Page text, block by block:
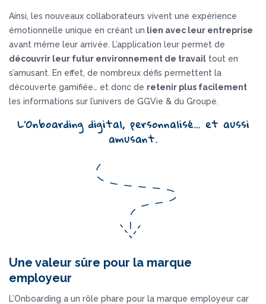
Ainsi, les nouveaux collaborateurs vivent une expérience
émotionnelle unique ​en créant un lien avec leur entreprise
avant même leur arrivée​. L’application leur permet de
découvrir leur futur environnement de travail tout en
s’amusant. En effet, de nombreux défis permettent la
découverte gamifiée… et donc de retenir plus facilement
les informations sur l’univers de GGVie & du Groupe.
L’Onboarding digital, personnalisé… et aussi
amusant.
Une valeur sûre pour la marque
employeur
L’Onboarding a un rôle phare pour la marque employeur car